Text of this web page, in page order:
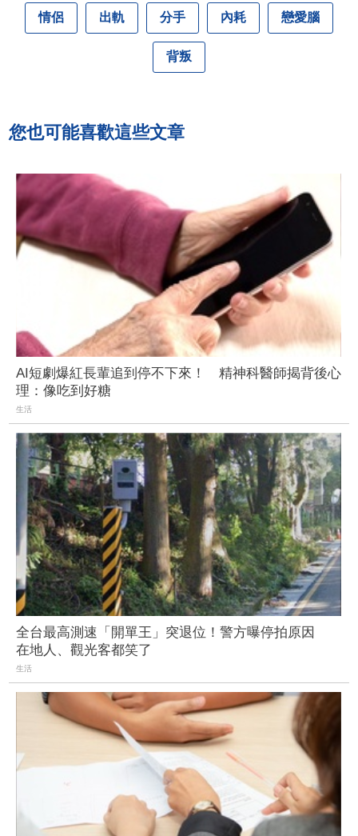
情侶 出軌 分手 內耗 戀愛腦
背叛
您也可能喜歡這些文章
AI短劇爆紅長輩追到停不下來！ 精神科醫師揭背後心
理：像吃到好糖
生活
全台最高測速「開單王」突退位！警方曝停拍原因
在地人、觀光客都笑了
生活